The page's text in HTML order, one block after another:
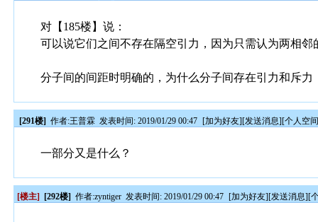
对【185楼】说：
可以说它们之间不存在隔空引力，因为只需认为两相
分子间的间距时明确的，为什么分子间存在引力和斥力
[291楼] 作者:王普霖 发表时间: 2019/01/29 00:47 [加为好友][发送消息][个人空
一部分又是什么？
[楼主] [292楼] 作者:zyntiger 发表时间: 2019/01/29 00:47 [加为好友][发送消息][